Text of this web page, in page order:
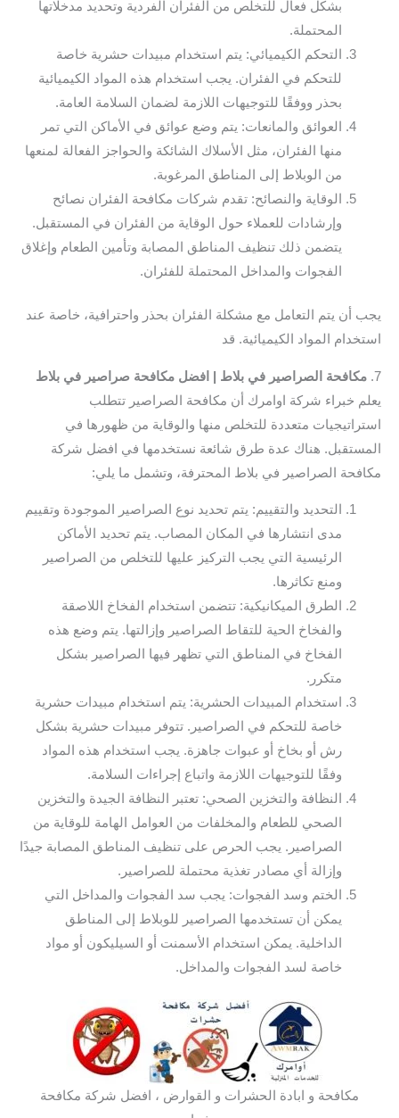
بشكل فعال للتخلص من الفئران الفردية وتحديد مدخلاتها
المحتملة.
التحكم الكيميائي: يتم استخدام مبيدات حشرية خاصة
للتحكم في الفئران. يجب استخدام هذه المواد الكيميائية
بحذر ووفقًا للتوجيهات اللازمة لضمان السلامة العامة.
العوائق والمانعات: يتم وضع عوائق في الأماكن التي تمر
منها الفئران، مثل الأسلاك الشائكة والحواجز الفعالة لمنعها
من الوبلاط إلى المناطق المرغوبة.
الوقاية والنصائح: تقدم شركات مكافحة الفئران نصائح
وإرشادات للعملاء حول الوقاية من الفئران في المستقبل.
يتضمن ذلك تنظيف المناطق المصابة وتأمين الطعام وإغلاق
الفجوات والمداخل المحتملة للفئران.
يجب أن يتم التعامل مع مشكلة الفئران بحذر واحترافية، خاصة عند
استخدام المواد الكيميائية. قد
7. مكافحة الصراصير في بلاط | افضل مكافحة صراصير في بلاط
يعلم خبراء شركة اوامرك أن مكافحة الصراصير تتطلب
استراتيجيات متعددة للتخلص منها والوقاية من ظهورها في
المستقبل. هناك عدة طرق شائعة نستخدمها في افضل شركة
مكافحة الصراصير في بلاط المحترفة، وتشمل ما يلي:
التحديد والتقييم: يتم تحديد نوع الصراصير الموجودة وتقييم
مدى انتشارها في المكان المصاب. يتم تحديد الأماكن
الرئيسية التي يجب التركيز عليها للتخلص من الصراصير
ومنع تكاثرها.
الطرق الميكانيكية: تتضمن استخدام الفخاخ اللاصقة
والفخاخ الحية للتقاط الصراصير وإزالتها. يتم وضع هذه
الفخاخ في المناطق التي تظهر فيها الصراصير بشكل
متكرر.
استخدام المبيدات الحشرية: يتم استخدام مبيدات حشرية
خاصة للتحكم في الصراصير. تتوفر مبيدات حشرية بشكل
رش أو بخاخ أو عبوات جاهزة. يجب استخدام هذه المواد
وفقًا للتوجيهات اللازمة واتباع إجراءات السلامة.
النظافة والتخزين الصحي: تعتبر النظافة الجيدة والتخزين
الصحي للطعام والمخلفات من العوامل الهامة للوقاية من
الصراصير. يجب الحرص على تنظيف المناطق المصابة جيدًا
وإزالة أي مصادر تغذية محتملة للصراصير.
الختم وسد الفجوات: يجب سد الفجوات والمداخل التي
يمكن أن تستخدمها الصراصير للوبلاط إلى المناطق
الداخلية. يمكن استخدام الأسمنت أو السيليكون أو مواد
خاصة لسد الفجوات والمداخل.
مكافحة و ابادة الحشرات و القوارض ، افضل شركة مكافحة